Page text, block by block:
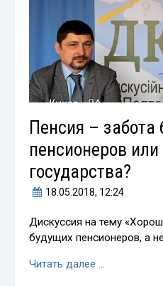
Пенсия – забота
пенсионеров или
государства?
18.05.2018, 12:24
Дискуссия на тему
будущих пенсионеров, а
Читать далее …